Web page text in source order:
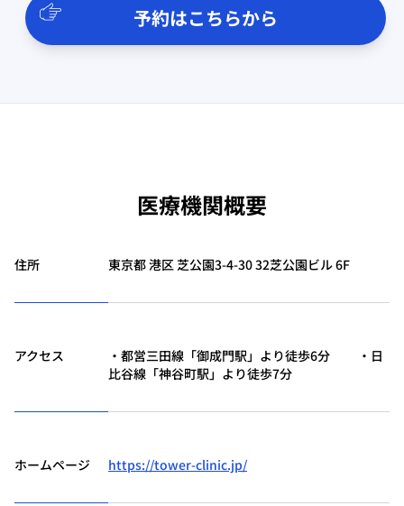
予約はこちらから
医療機関概要
住所 東京都 港区 芝公園3-4-30 32芝公園ビル 6F
アクセス
・都営三田線「御成門駅」より徒歩6分 ・日
比谷線「神谷町駅」より徒歩7分
ホームページ https://tower-clinic.jp/